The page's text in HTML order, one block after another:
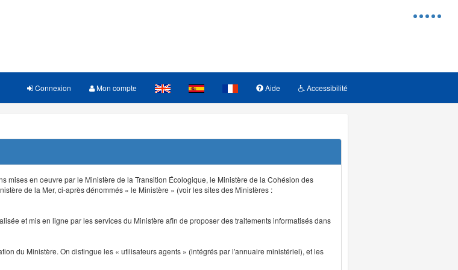
Menu
Connexion Mon compte Aide Accessibilité
mises en oeuvre par le Ministère de la Transition Écologique, le Ministère de la Cohésion des
de la Mer, ci-après dénommés « le Ministère » (voir les sites des Ministères :
et mis en ligne par les services du Ministère afin de proposer des traitements informatisés dans
du Ministère. On distingue les « utilisateurs agents » (intégrés par l'annuaire ministériel), et les